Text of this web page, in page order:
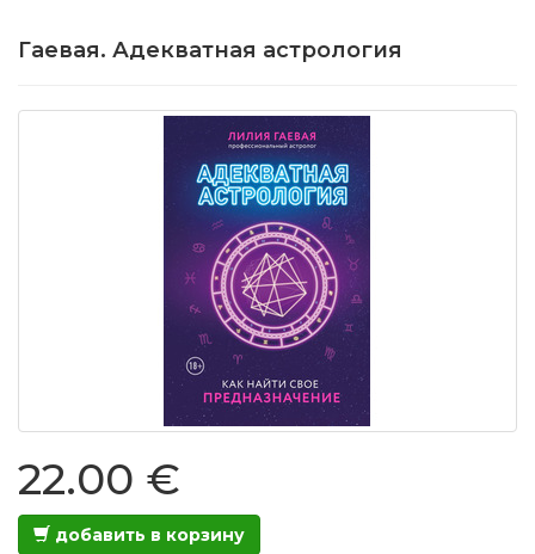
Гаевая. Адекватная астрология
22.00 €
добавить в корзину